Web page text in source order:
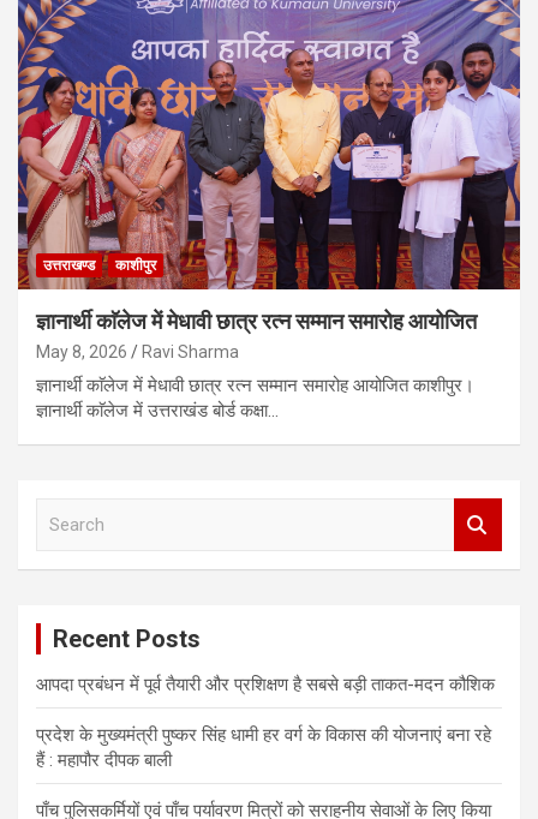
उत्तराखण्ड काशीपुर
ज्ञानार्थी काॅलेज में मेधावी छात्र रत्न सम्मान समारोह आयोजित
May 8, 2026 Ravi Sharma
ज्ञानार्थी काॅलेज में मेधावी छात्र रत्न सम्मान समारोह आयोजित काशीपुर।
ज्ञानार्थी काॅलेज में उत्तराखंड बोर्ड कक्षा…
Recent Posts
आपदा प्रबंधन में पूर्व तैयारी और प्रशिक्षण है सबसे बड़ी ताकत-मदन कौशिक
प्रदेश के मुख्यमंत्री पुष्कर सिंह धामी हर वर्ग के विकास की योजनाएं बना रहे
हैं : महापौर दीपक बाली
पाँच पुलिसकर्मियों एवं पाँच पर्यावरण मित्रों को सराहनीय सेवाओं के लिए किया